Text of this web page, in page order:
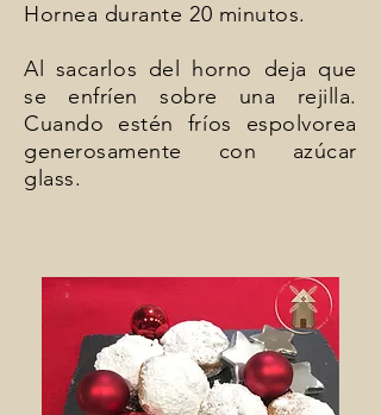
Hornea durante 20 minutos.
Al sacarlos del horno deja que
se enfríen sobre una rejilla.
Cuando estén fríos espolvorea
generosamente con azúcar
glass.